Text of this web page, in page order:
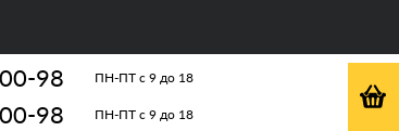
98 ПН-ПТ с 9 до 18
98 ПН-ПТ с 9 до 18